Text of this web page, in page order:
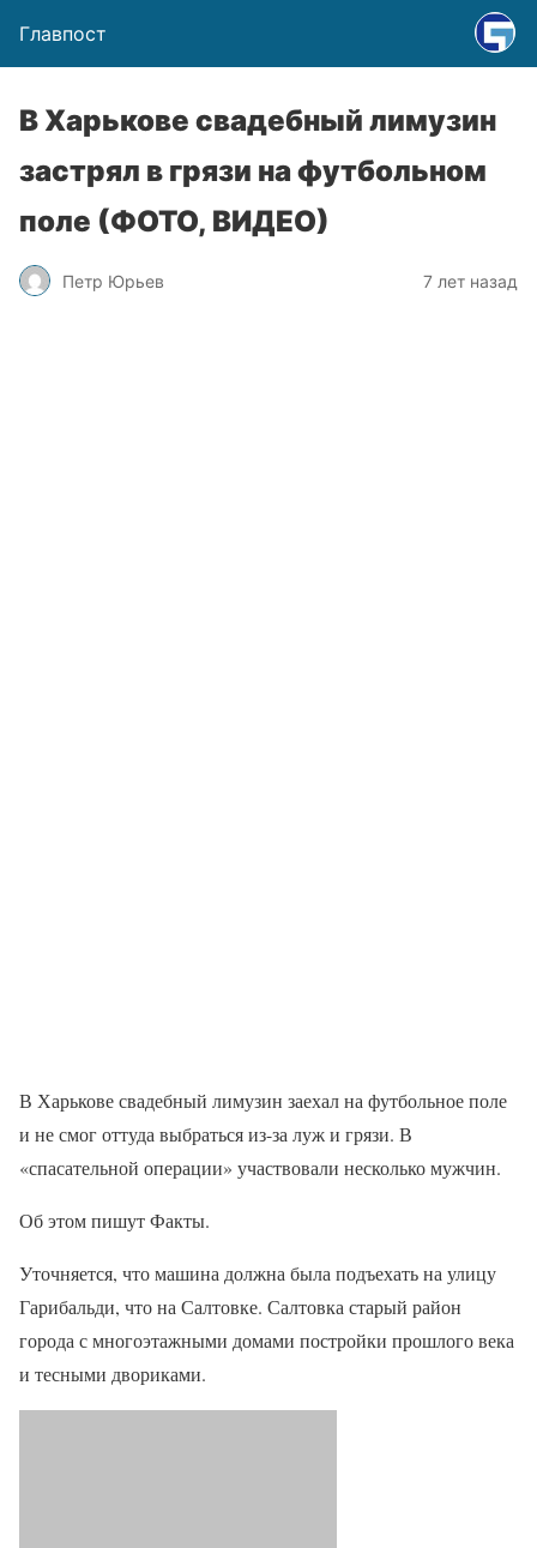
Главпост
В Харькове свадебный лимузин
застрял в грязи на футбольном
поле (ФОТО, ВИДЕО)
Петр Юрьев 7 лет назад
В Харькове свадебный лимузин заехал на футбольное поле
и не смог оттуда выбраться из-за луж и грязи. В
«спасательной операции» участвовали несколько мужчин.
Об этом пишут Факты.
Уточняется, что машина должна была подъехать на улицу
Гарибальди, что на Салтовке. Салтовка старый район
города с многоэтажными домами постройки прошлого века
и тесными двориками.